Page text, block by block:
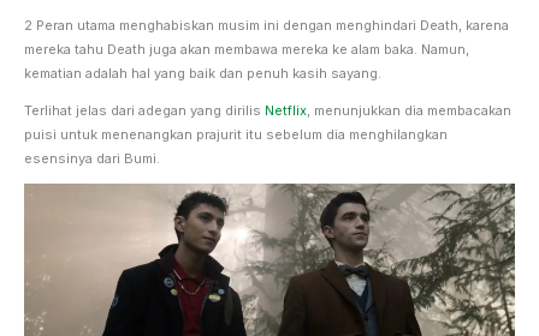
2 Peran utama menghabiskan musim ini dengan menghindari Death, karena
mereka tahu Death juga akan membawa mereka ke alam baka. Namun,
kematian adalah hal yang baik dan penuh kasih sayang.
Terlihat jelas dari adegan yang dirilis Netflix , menunjukkan dia membacakan
puisi untuk menenangkan prajurit itu sebelum dia menghilangkan
esensinya dari Bumi.